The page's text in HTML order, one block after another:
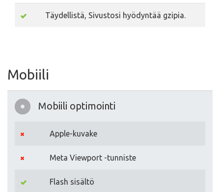
Täydellistä, Sivustosi hyödyntää gzipia.
Mobiili
Mobiili optimointi
Apple-kuvake
Meta Viewport -tunniste
Flash sisältö